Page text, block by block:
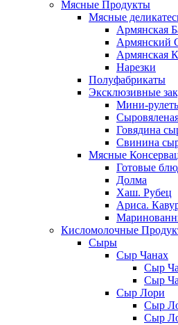
Мясные Продукты
Мясные
Армянская
Армянский
Армянская
Нарезки
Полуфабрикаты
Эксклюзивные
Мини-
Говядина
Свинина
Мясные
Готовые
Долма
Хаш. Рубец
Ариса.
Кисломолочные
Сыры
Сыр Чанах
Сыр
Сыр
Сыр Лори
Сыр
Сыр